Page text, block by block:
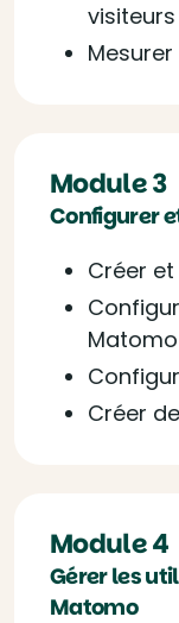
visiteurs
Module 3
Configurer
Créer
Matomo
Créer
Module 4
Gérer les
Matomo